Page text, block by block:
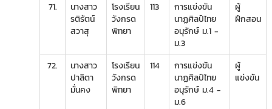
71.
นางสาว
รติรัตน์
สวาสุ
โรงเรียน
วังกรด
พิทยา
113
การแข่งขัน
นาฏศิลป์ไทย
อนุรักษ์ ม.1 -
ม.3
ผู้
ฝึกสอน
72.
นางสาว
ปาลิตา
มั่นคง
โรงเรียน
วังกรด
พิทยา
114
การแข่งขัน
นาฏศิลป์ไทย
อนุรักษ์ ม.4 -
ม.6
ผู้
แข่งขัน